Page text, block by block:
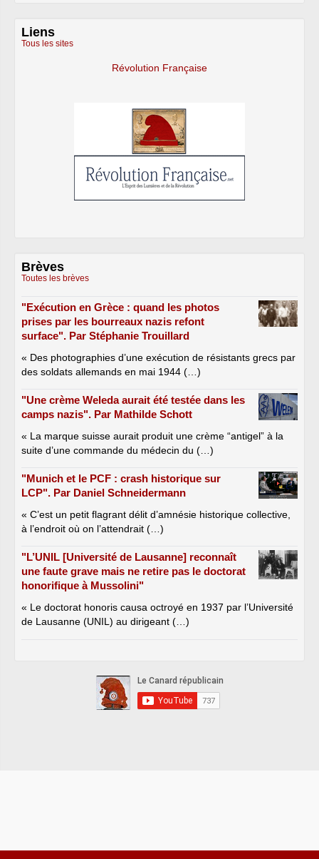
Liens
Tous les sites
Révolution Française
Brèves
Toutes les brèves
"Exécution en Grèce : quand les photos
prises par les bourreaux nazis refont
surface". Par Stéphanie Trouillard
« Des photographies d’une exécution de résistants grecs par
des soldats allemands en mai 1944 (…)
"Une crème Weleda aurait été testée dans les
camps nazis". Par Mathilde Schott
« La marque suisse aurait produit une crème “antigel” à la
suite d’une commande du médecin du (…)
"Munich et le PCF : crash historique sur
LCP". Par Daniel Schneidermann
« C’est un petit flagrant délit d’amnésie historique collective,
à l’endroit où on l’attendrait (…)
"L’UNIL [Université de Lausanne] reconnaît
une faute grave mais ne retire pas le doctorat
honorifique à Mussolini"
« Le doctorat honoris causa octroyé en 1937 par l’Université
de Lausanne (UNIL) au dirigeant (…)